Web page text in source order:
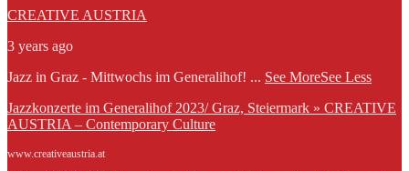
CREATIVE AUSTRIA
3 years ago
Jazz in Graz - Mittwochs im Generalihof! ... See MoreSee Less
Jazzkonzerte im Generalihof 2023/ Graz, Steiermark » CREATIVE
AUSTRIA – Contemporary Culture
www.creativeaustria.at